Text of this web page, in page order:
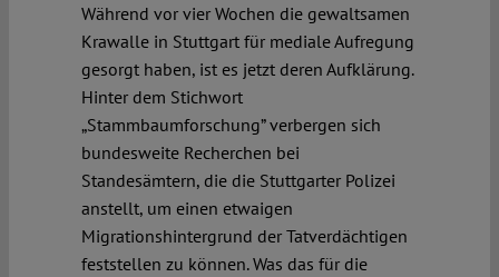
Während vor vier Wochen die gewaltsamen
Krawalle in Stuttgart für mediale Aufregung
gesorgt haben, ist es jetzt deren Aufklärung.
Hinter dem Stichwort
„Stammbaumforschung” verbergen sich
bundesweite Recherchen bei
Standesämtern, die die Stuttgarter Polizei
anstellt, um einen etwaigen
Migrationshintergrund der Tatverdächtigen
feststellen zu können. Was das für die